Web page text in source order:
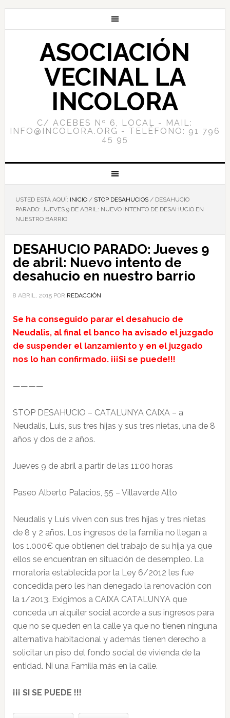
ASOCIACIÓN
VECINAL LA
INCOLORA
C/ ACEBES Nº 6, LOCAL - MAIL:
INFO@INCOLORA.ORG - TELÉFONO: 91 796
45 95
USTED ESTÁ AQUÍ: INICIO / STOP DESAHUCIOS /DESAHUCIO
PARADO: JUEVES 9 DE ABRIL: NUEVO INTENTO DE DESAHUCIO EN
NUESTRO BARRIO
DESAHUCIO PARADO: Jueves 9
de abril: Nuevo intento de
desahucio en nuestro barrio
8 ABRIL, 2015POR REDACCIÓN
Se ha conseguido parar el desahucio de
Neudalis, al final el banco ha avisado el juzgado
de suspender el lanzamiento y en el juzgado
nos lo han confirmado. ¡¡¡Si se puede!!!
————
STOP DESAHUCIO – CATALUNYA CAIXA – a
Neudalis, Luis, sus tres hijas y sus tres nietas, una de 8
años y dos de 2 años.
Jueves 9 de abril a partir de las 11:00 horas
Paseo Alberto Palacios, 55 – Villaverde Alto
Neudalis y Luis viven con sus tres hijas y tres nietas
de 8 y 2 años. Los ingresos de la familia no llegan a
los 1.000€ que obtienen del trabajo de su hija ya que
ellos se encuentran en situación de desempleo. La
moratoria establecida por la Ley 6/2012 les fue
concedida pero les han denegado la renovación con
la 1/2013. Exigimos a CAIXA CATALUNYA que
conceda un alquiler social acorde a sus ingresos para
que no se queden en la calle ya que no tienen ninguna
alternativa habitacional y además tienen derecho a
solicitar un piso del fondo social de vivienda de la
entidad. Ni una Familia más en la calle.
¡¡¡ SI SE PUEDE !!!